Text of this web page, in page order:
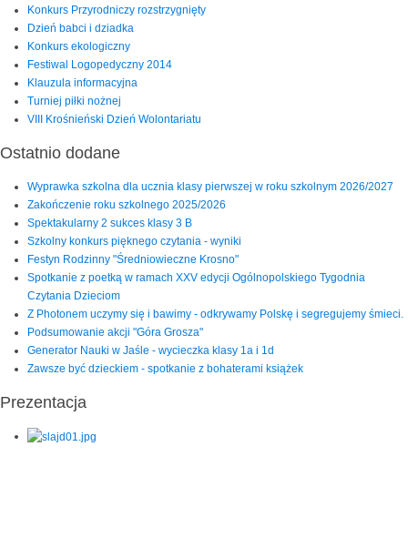
Konkurs Przyrodniczy rozstrzygnięty
Dzień babci i dziadka
Konkurs ekologiczny
Festiwal Logopedyczny 2014
Klauzula informacyjna
Turniej piłki nożnej
VIII Krośnieński Dzień Wolontariatu
Ostatnio dodane
Wyprawka szkolna dla ucznia klasy pierwszej w roku szkolnym 2026/2027
Zakończenie roku szkolnego 2025/2026
Spektakularny 2 sukces klasy 3 B
Szkolny konkurs pięknego czytania - wyniki
Festyn Rodzinny "Średniowieczne Krosno"
Spotkanie z poetką w ramach XXV edycji Ogólnopolskiego Tygodnia
Czytania Dzieciom
Z Photonem uczymy się i bawimy - odkrywamy Polskę i segregujemy śmieci.
Podsumowanie akcji "Góra Grosza"
Generator Nauki w Jaśle - wycieczka klasy 1a i 1d
Zawsze być dzieckiem - spotkanie z bohaterami książek
Prezentacja